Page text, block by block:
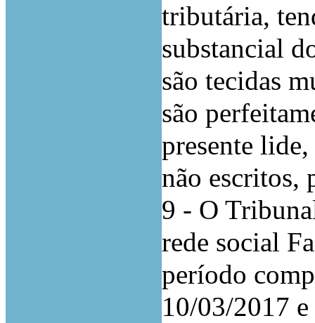
tributária,
substancial
são tecidas
são
presente
não escritos,
9 - O
rede social
período
10/03/2017